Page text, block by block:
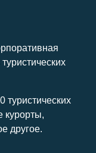
туристических
курорты,
другое.